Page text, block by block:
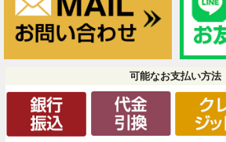
可能なお支払い方法